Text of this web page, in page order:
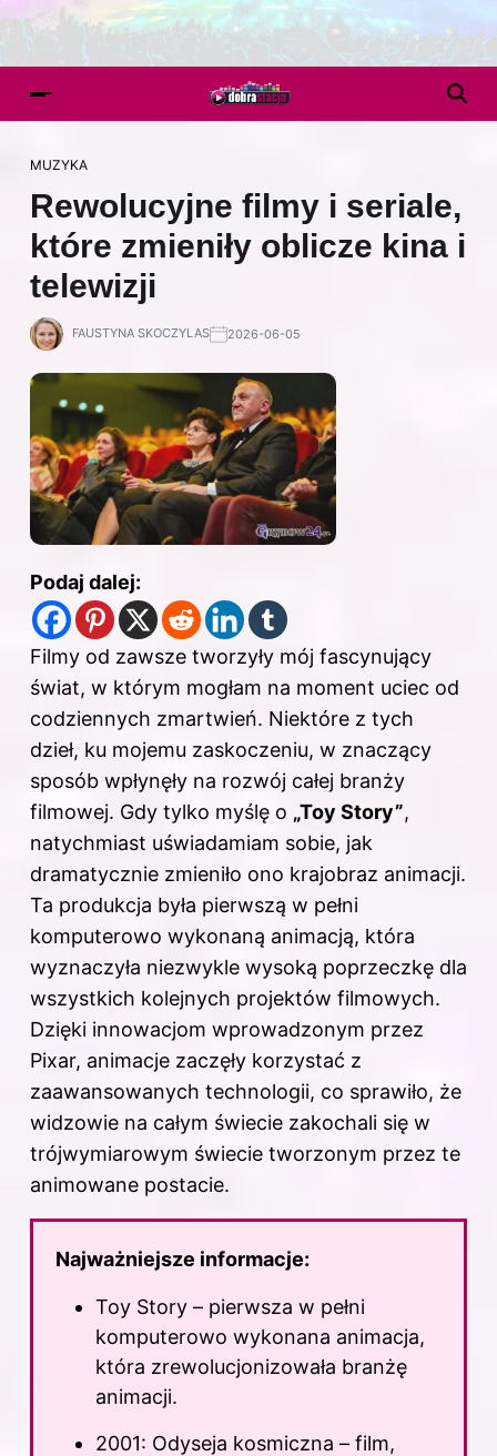
MUZYKA
Rewolucyjne filmy i seriale,
które zmieniły oblicze kina i
telewizji
FAUSTYNA SKOCZYLAS 2026-06-05
Podaj dalej:
Filmy od zawsze tworzyły mój fascynujący
świat, w którym mogłam na moment uciec od
codziennych zmartwień. Niektóre z tych
dzieł, ku mojemu zaskoczeniu, w znaczący
sposób wpłynęły na rozwój całej branży
filmowej. Gdy tylko myślę o „Toy Story”,
natychmiast uświadamiam sobie, jak
dramatycznie zmieniło ono krajobraz animacji.
Ta produkcja była pierwszą w pełni
komputerowo wykonaną animacją, która
wyznaczyła niezwykle wysoką poprzeczkę dla
wszystkich kolejnych projektów filmowych.
Dzięki innowacjom wprowadzonym przez
Pixar, animacje zaczęły korzystać z
zaawansowanych technologii, co sprawiło, że
widzowie na całym świecie zakochali się w
trójwymiarowym świecie tworzonym przez te
animowane postacie.
Najważniejsze informacje:
Toy Story – pierwsza w pełni
komputerowo wykonana animacja,
która zrewolucjonizowała branżę
animacji.
2001: Odyseja kosmiczna – film,